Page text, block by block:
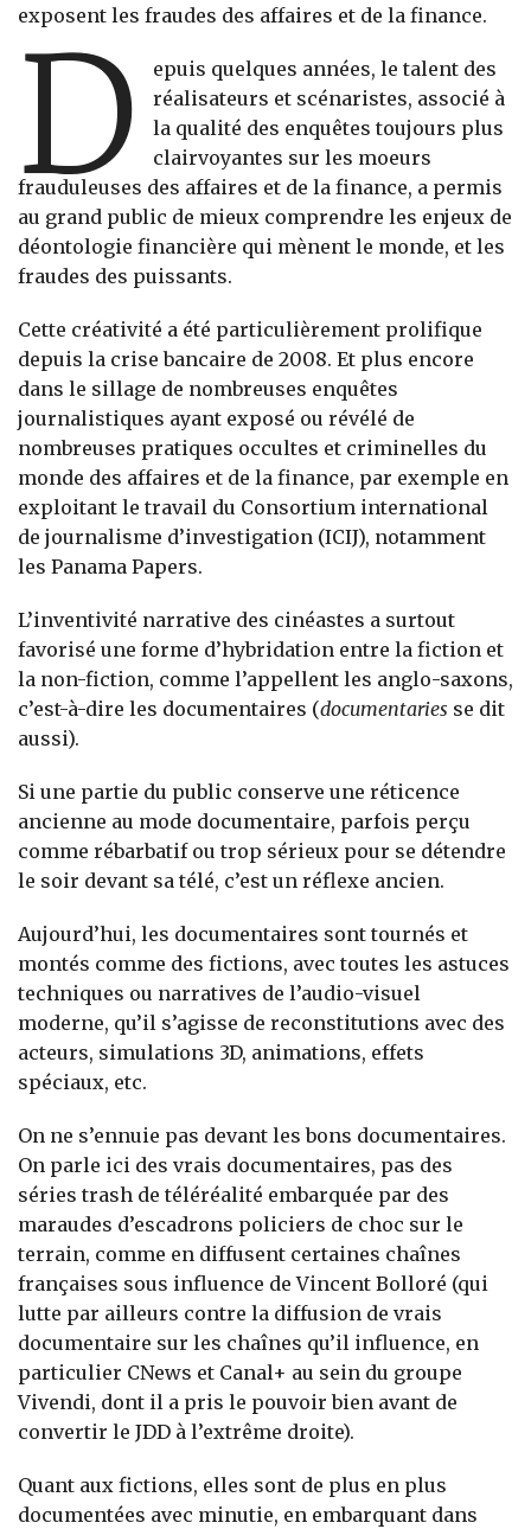
exposent les fraudes des affaires et de la finance.
D
epuis quelques années, le talent des
réalisateurs et scénaristes, associé à
la qualité des enquêtes toujours plus
clairvoyantes sur les moeurs
frauduleuses des affaires et de la finance, a permis
au grand public de mieux comprendre les enjeux de
déontologie financière qui mènent le monde, et les
fraudes des puissants.
Cette créativité a été particulièrement prolifique
depuis la crise bancaire de 2008. Et plus encore
dans le sillage de nombreuses enquêtes
journalistiques ayant exposé ou révélé de
nombreuses pratiques occultes et criminelles du
monde des affaires et de la finance, par exemple en
exploitant le travail du Consortium international
de journalisme d’investigation (ICIJ), notamment
les Panama Papers.
L’inventivité narrative des cinéastes a surtout
favorisé une forme d’hybridation entre la fiction et
la non-fiction, comme l’appellent les anglo-saxons,
c’est-à-dire les documentaires (documentaries se dit
aussi).
Si une partie du public conserve une réticence
ancienne au mode documentaire, parfois perçu
comme rébarbatif ou trop sérieux pour se détendre
le soir devant sa télé, c’est un réflexe ancien.
Aujourd’hui, les documentaires sont tournés et
montés comme des fictions, avec toutes les astuces
techniques ou narratives de l’audio-visuel
moderne, qu’il s’agisse de reconstitutions avec des
acteurs, simulations 3D, animations, effets
spéciaux, etc.
On ne s’ennuie pas devant les bons documentaires.
On parle ici des vrais documentaires, pas des
séries trash de téléréalité embarquée par des
maraudes d’escadrons policiers de choc sur le
terrain, comme en diffusent certaines chaînes
françaises sous influence de Vincent Bolloré (qui
lutte par ailleurs contre la diffusion de vrais
documentaire sur les chaînes qu’il influence, en
particulier CNews et Canal+ au sein du groupe
Vivendi, dont il a pris le pouvoir bien avant de
convertir le JDD à l’extrême droite).
Quant aux fictions, elles sont de plus en plus
documentées avec minutie, en embarquant dans